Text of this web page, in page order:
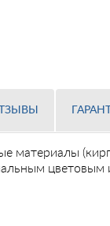
материалы
цветовым